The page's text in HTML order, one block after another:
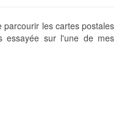
les cartes postales
essayée sur l'une de mes